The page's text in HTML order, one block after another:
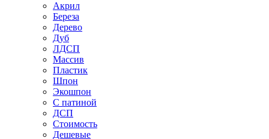
Акрил
Береза
Дерево
Дуб
ЛДСП
Массив
Пластик
Шпон
Экошпон
С патиной
ДСП
Стоимость
Дешевые